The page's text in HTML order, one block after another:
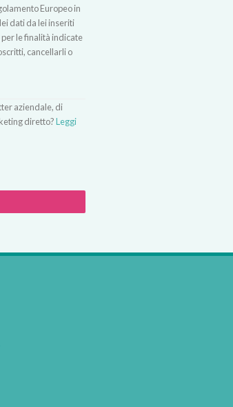
Europeo in
dati da lei inseriti
le finalità indicate
cancellarli o
aziendale, di
diretto?Leggi